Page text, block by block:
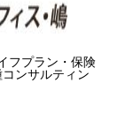
フプラン・保険
ンサルティン